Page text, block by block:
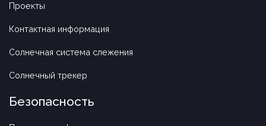
Проекты
Контактная информация
Солнечная система слежения
Солнечный трекер
Безопасность